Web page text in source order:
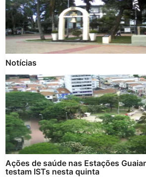
Notícias
Ações de saúde nas Estações
testam ISTs nesta quinta